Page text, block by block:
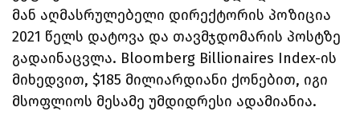
მან აღმასრულებელი დირექტორის პოზიცია
2021 წელს დატოვა და თავმჯდომარის პოსტზე
გადაინაცვლა. Bloomberg Billionaires Index-ის
მიხედვით, $185 მილიარდიანი ქონებით, იგი
მსოფლიოს მესამე უმდიდრესი ადამიანია.